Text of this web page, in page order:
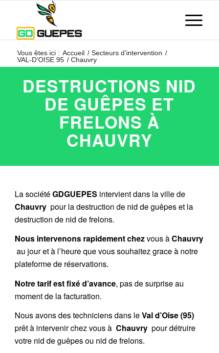
Vous êtes ici : Accueil / Secteurs d’intervention /
VAL-D’OISE 95 / Chauvry
DESTRUCTIONS NID
DE GUÊPES ET
FRELONS À
CHAUVRY
La sociétéGDGUEPES intervient dans la ville de
Chauvry pour la destruction de nid de guêpes et la
destruction de nid de frelons.
Nous intervenons rapidement chezvous àChauvry
au jour et à l’heure que vous souhaitez grace à notre
plateforme de réservations.
Notre tarif est fixé d’avance, pas de surprise au
moment de la facturation.
Nous avons des techniciens dans leVal d’Oise (95)
prêt à intervenir chez vous à Chauvry pour détruire
votre nid de guêpes ou nid de frelons.